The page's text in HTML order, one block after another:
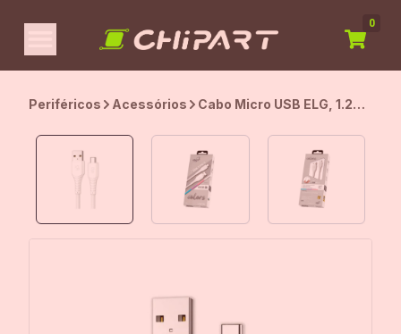
0
Periféricos Acessórios
Cabo Micro USB ELG, 1.2m,
sincronização e recarga,
Branco, M512W